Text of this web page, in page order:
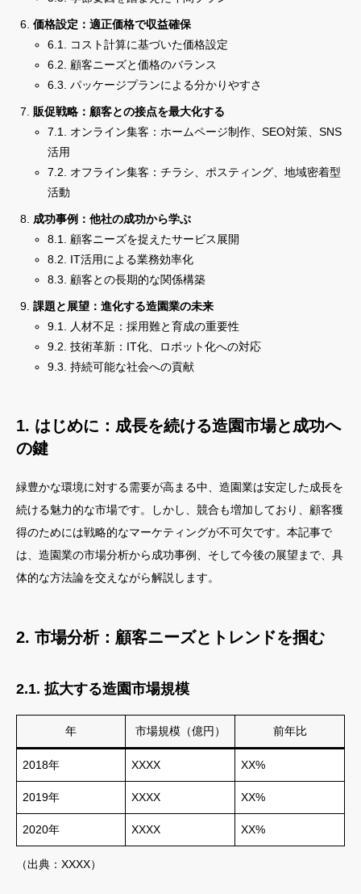
価格設定：適正価格で収益確保
6.1. コスト計算に基づいた価格設定
6.2. 顧客ニーズと価格のバランス
6.3. パッケージプランによる分かりやすさ
販促戦略：顧客との接点を最大化する
7.1. オンライン集客：ホームページ制作、SEO対策、SNS
活用
7.2. オフライン集客：チラシ、ポスティング、地域密着型
活動
成功事例：他社の成功から学ぶ
8.1. 顧客ニーズを捉えたサービス展開
8.2. IT活用による業務効率化
8.3. 顧客との長期的な関係構築
課題と展望：進化する造園業の未来
9.1. 人材不足：採用難と育成の重要性
9.2. 技術革新：IT化、ロボット化への対応
9.3. 持続可能な社会への貢献
1. はじめに：成長を続ける造園市場と成功へ
の鍵
緑豊かな環境に対する需要が高まる中、造園業は安定した成長を
続ける魅力的な市場です。しかし、競合も増加しており、顧客獲
得のためには戦略的なマーケティングが不可欠です。本記事で
は、造園業の市場分析から成功事例、そして今後の展望まで、具
体的な方法論を交えながら解説します。
2. 市場分析：顧客ニーズとトレンドを掴む
2.1. 拡大する造園市場規模
年 市場規模（億円） 前年比
2018年 XXXX XX%
2019年 XXXX XX%
2020年 XXXX XX%
（出典：XXXX）